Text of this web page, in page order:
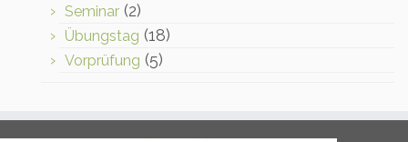
Seminar (2)
Übungstag (18)
Vorprüfung (5)